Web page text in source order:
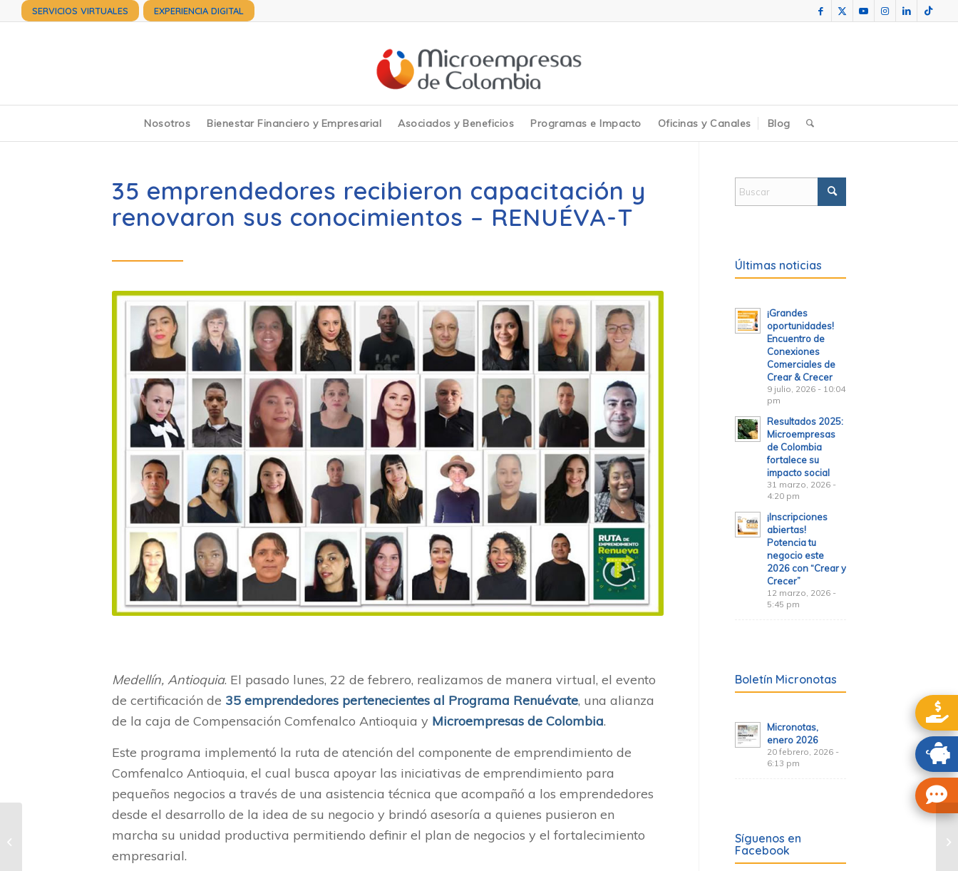
SERVICIOS VIRTUALES EXPERIENCIA DIGITAL
Nosotros Bienestar Financiero y Empresarial Asociados y Beneficios Programas e Impacto Oficinas y Canales Blog
35 emprendedores recibieron capacitación y
renovaron sus conocimientos – RENUÉVA-T
Medellín, Antioquia. El pasado lunes, 22 de febrero, realizamos de manera virtual, el evento
de certificación de 35 emprendedores pertenecientes al Programa Renuévate, una alianza
de la caja de Compensación Comfenalco Antioquia y Microempresas de Colombia.
Este programa implementó la ruta de atención del componente de emprendimiento de
Comfenalco Antioquia, el cual busca apoyar las iniciativas de emprendimiento para
pequeños negocios a través de una asistencia técnica que acompañó a los emprendedores
desde el desarrollo de la idea de su negocio y brindó asesoría a quienes pusieron en
marcha su unidad productiva permitiendo definir el plan de negocios y el fortalecimiento
empresarial.
Últimas noticias
¡Grandes
oportunidades!
Encuentro de
Conexiones
Comerciales de
Crear & Crecer
9 julio, 2026 - 10:04
pm
Resultados 2025:
Microempresas
de Colombia
fortalece su
impacto social
31 marzo, 2026 -
4:20 pm
¡Inscripciones
abiertas!
Potencia tu
negocio este
2026 con “Crear y
Crecer”
12 marzo, 2026 -
5:45 pm
Boletín Micronotas
Micronotas,
enero 2026
20 febrero, 2026 -
6:13 pm
Síguenos en
Facebook
Credifácil me mostró
que es posible tener